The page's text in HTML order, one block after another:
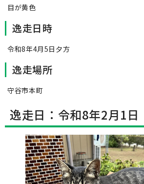
目が黄色
逸走日時
令和8年4月5日夕方
逸走場所
守谷市本町
逸走日：令和8年2月1日